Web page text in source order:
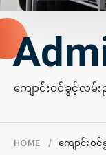
ပံ့ပိုးမှုစနစ်
စု
ကျောင်းဝင်ခွင့်လမ်
HOME ကျောင်းဝ